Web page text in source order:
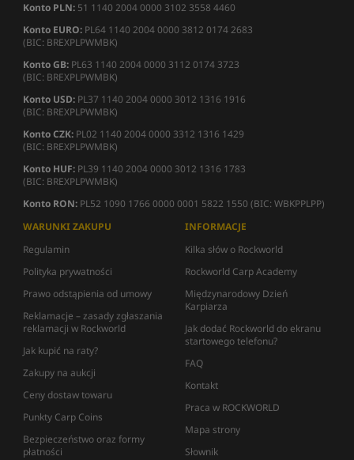
Konto PLN: 51 1140 2004 0000 3102 3558 4460
Konto EURO: PL64 1140 2004 0000 3812 0174 2683
(BIC: BREXPLPWMBK)
Konto GB: PL63 1140 2004 0000 3112 0174 3723
(BIC: BREXPLPWMBK)
Konto USD: PL37 1140 2004 0000 3012 1316 1916
(BIC: BREXPLPWMBK)
Konto CZK: PL02 1140 2004 0000 3312 1316 1429
(BIC: BREXPLPWMBK)
Konto HUF: PL39 1140 2004 0000 3012 1316 1783
(BIC: BREXPLPWMBK)
Konto RON: PL52 1090 1766 0000 0001 5822 1550 (BIC: WBKPPLPP)
WARUNKI ZAKUPU
Regulamin
Polityka prywatności
Prawo odstąpienia od umowy
Reklamacje – zasady zgłaszania
reklamacji w Rockworld
Jak kupić na raty?
Zakupy na aukcji
Ceny dostaw towaru
Punkty Carp Coins
Bezpieczeństwo oraz formy
płatności
INFORMACJE
Kilka słów o Rockworld
Rockworld Carp Academy
Międzynarodowy Dzień
Karpiarza
Jak dodać Rockworld do ekranu
startowego telefonu?
FAQ
Kontakt
Praca w ROCKWORLD
Mapa strony
Słownik